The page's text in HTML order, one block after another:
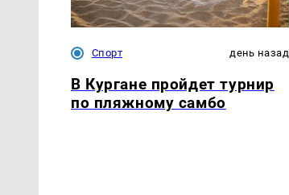
Спорт день назад
В Кургане пройдет турнир
по пляжному самбо